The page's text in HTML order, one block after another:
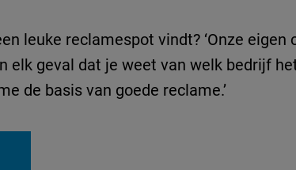
leuke reclamespot vindt? ‘Onze
elk geval dat je weet van welk bedrijf
de basis van goede reclame.’